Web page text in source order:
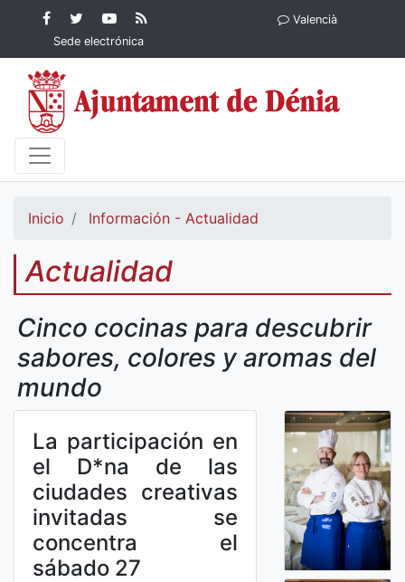
Contenido principalFacebook
Ayuntamiento de
Dénia
Ayuntamiento
de Dénia
YouTube
Ayuntamiento
de Dénia
Ayuntamiento
Sede electrónica
Valencià
Inicio Información - Actualidad
Actualidad
Cinco cocinas para descubrir
sabores, colores y aromas del
mundo
La participación en
el D*na de las
ciudades creativas
invitadas se
concentra el
sábado 27